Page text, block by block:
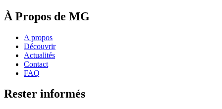
À Propos de MG
A propos
Découvrir
Actualités
Contact
FAQ
Rester informés